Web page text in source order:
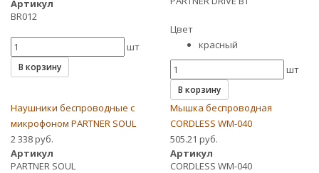
Артикул
BR012
шт
В корзину
Цвет
красный
шт
В корзину
Наушники беспроводные с
микрофоном PARTNER SOUL
2 338 руб.
Артикул
PARTNER SOUL
Мышка беспроводная
CORDLESS WM-040
505.21 руб.
Артикул
CORDLESS WM-040